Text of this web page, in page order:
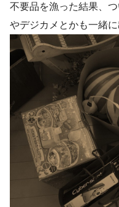
不要品を漁った結果、
やデジカメとかも一緒に